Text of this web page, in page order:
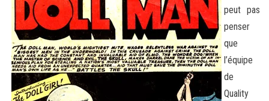
peut pas
penser
que
l’équipe
de
Quality